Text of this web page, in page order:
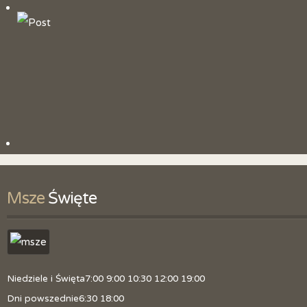
Msze Święte
Niedziele i Święta7:00 9:00 10:30 12:00 19:00
Dni powszednie6:30 18:00